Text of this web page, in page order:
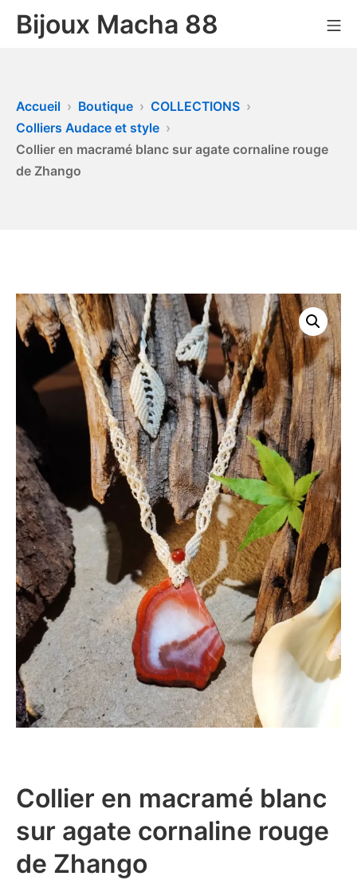
Bijoux Macha 88
Accueil Boutique
COLLECTIONS
Colliers Audace et style
Collier en macramé blanc sur agate cornaline rouge
de Zhango
Collier en macramé blanc
sur agate cornaline rouge
de Zhango